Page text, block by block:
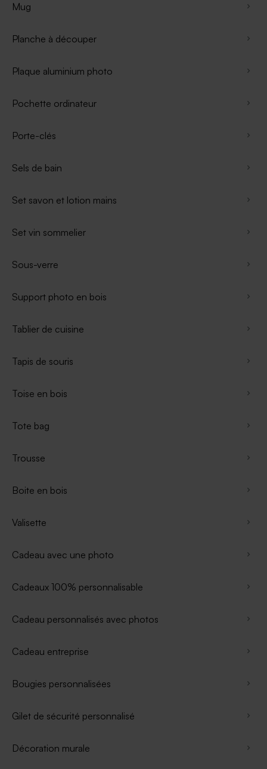
Mug
Planche à découper
Plaque aluminium photo
Pochette ordinateur
Porte-clés
Sels de bain
Set savon et lotion mains
Set vin sommelier
Sous-verre
Support photo en bois
Tablier de cuisine
Tapis de souris
Toise en bois
Tote bag
Trousse
Boite en bois
Valisette
Cadeau avec une photo
Cadeaux 100% personnalisable
Cadeau personnalisés avec photos
Cadeau entreprise
Bougies personnalisées
Gilet de sécurité personnalisé
Décoration murale